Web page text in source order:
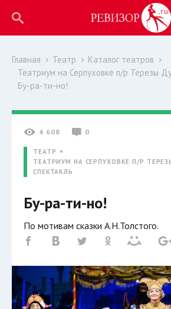
Главная Театр
Каталог театров
Театриум на Серпуховке п/р Терезы
Бу-ра-ти-но!
4 608 0
ТЕАТР
ТЕАТРИУМ НА СЕРПУХОВКЕ П/Р
СПЕКТАКЛЬ
Бу-ра-ти-но!
По мотивам сказки А.Н.Толстого.